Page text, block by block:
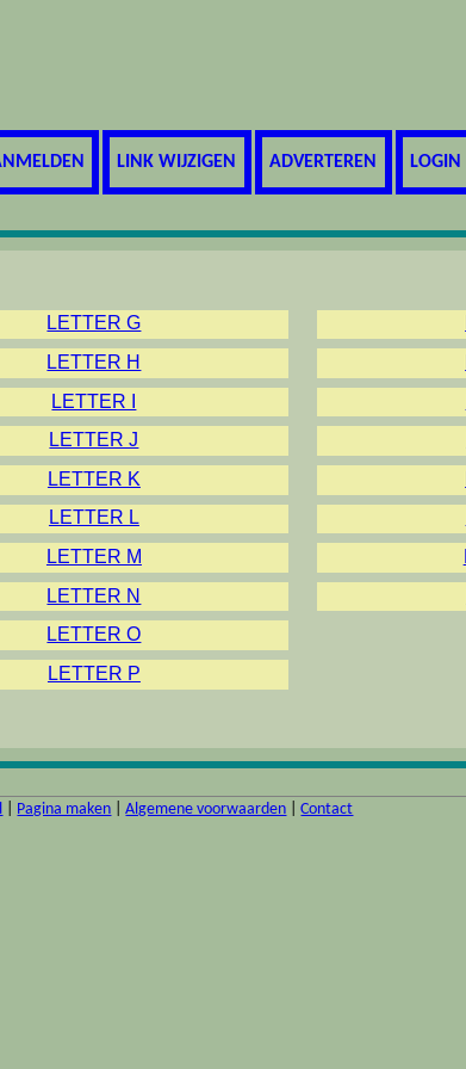
LINK WIJZIGEN ADVERTEREN LOGIN
LETTER G
LETTER H
LETTER I
LETTER J
LETTER K
LETTER L
LETTER M
LETTER N
LETTER O
LETTER P
Pagina maken |Algemene voorwaarden |Contact